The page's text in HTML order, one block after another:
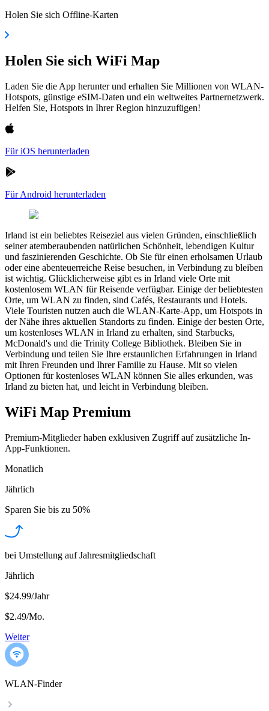
Holen Sie sich Offline-Karten
Holen Sie sich WiFi Map
Laden Sie die App herunter und erhalten Sie Millionen von WLAN-
Hotspots, günstige eSIM-Daten und ein weltweites Partnernetzwerk.
Helfen Sie, Hotspots in Ihrer Region hinzuzufügen!
Für iOS herunterladen
Für Android herunterladen
Irland ist ein beliebtes Reiseziel aus vielen Gründen, einschließlich
seiner atemberaubenden natürlichen Schönheit, lebendigen Kultur
und faszinierenden Geschichte. Ob Sie für einen erholsamen Urlaub
oder eine abenteuerreiche Reise besuchen, in Verbindung zu bleiben
ist wichtig. Glücklicherweise gibt es in Irland viele Orte mit
kostenlosem WLAN für Reisende verfügbar. Einige der beliebtesten
Orte, um WLAN zu finden, sind Cafés, Restaurants und Hotels.
Viele Touristen nutzen auch die WLAN-Karte-App, um Hotspots in
der Nähe ihres aktuellen Standorts zu finden. Einige der besten Orte,
um kostenloses WLAN in Irland zu erhalten, sind Starbucks,
McDonald's und die Trinity College Bibliothek. Bleiben Sie in
Verbindung und teilen Sie Ihre erstaunlichen Erfahrungen in Irland
mit Ihren Freunden und Ihrer Familie zu Hause. Mit so vielen
Optionen für kostenloses WLAN können Sie alles erkunden, was
Irland zu bieten hat, und leicht in Verbindung bleiben.
WiFi Map Premium
Premium-Mitglieder haben exklusiven Zugriff auf zusätzliche In-
App-Funktionen.
Monatlich
Jährlich
Sparen Sie bis zu 50%
bei Umstellung auf Jahresmitgliedschaft
Jährlich
$24.99/Jahr
$2.49/Mo.
Weiter
WLAN-Finder